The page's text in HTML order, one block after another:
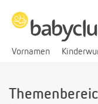
Vornamen